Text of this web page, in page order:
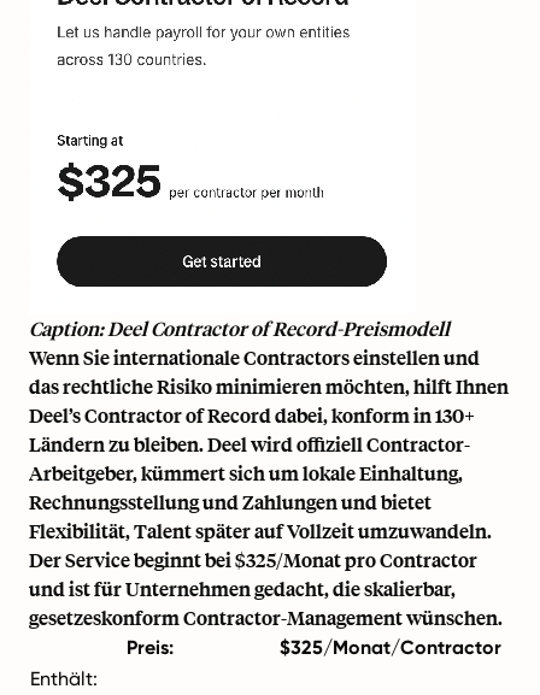
Caption: Deel Contractor of Record-Preismodell
Wenn Sie internationale Contractors einstellen und
das rechtliche Risiko minimieren möchten, hilft Ihnen
Deel’s Contractor of Record dabei, konform in 130+
Ländern zu bleiben. Deel wird offiziell Contractor-
Arbeitgeber, kümmert sich um lokale Einhaltung,
Rechnungsstellung und Zahlungen und bietet
Flexibilität, Talent später auf Vollzeit umzuwandeln.
Der Service beginnt bei $325/Monat pro Contractor
und ist für Unternehmen gedacht, die skalierbar,
gesetzeskonform Contractor-Management wünschen.
Preis:
$325/Monat/Contractor
Enthält: